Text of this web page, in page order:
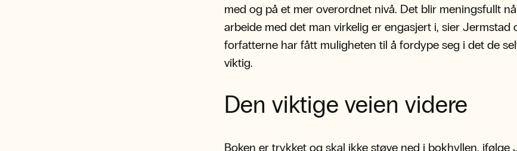
med og på et mer overordnet nivå. Det blir meningsfullt
arbeide med det man virkelig er engasjert i, sier Jermstad
forfatterne har fått muligheten til å fordype seg i det de
viktig.
Den viktige veien videre
Boken er trykket og skal ikke støve ned i bokhyllen, ifølge